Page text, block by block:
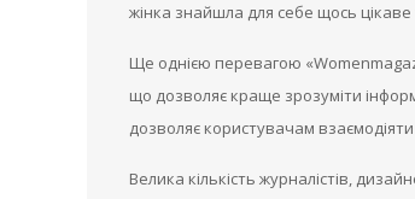
жінка знайшла для себе щось
Ще однією перевагою
що дозволяє краще зрозуміти
дозволяє користувачам
Велика кількість журналістів,